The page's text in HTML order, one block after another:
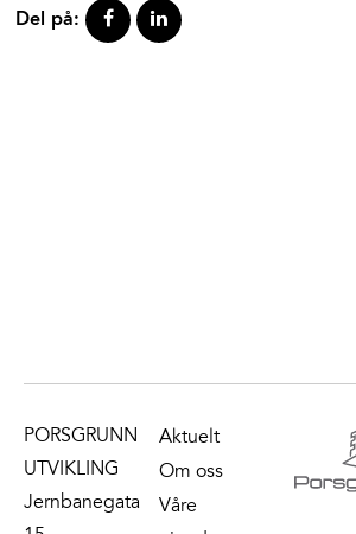
Del på:
PORSGRUNN
UTVIKLING
Jernbanegata
Aktuelt
Om oss
Våre